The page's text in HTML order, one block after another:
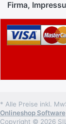
Firma,
* Alle Preise inkl.
Onlineshop Software
Copyright © 2026